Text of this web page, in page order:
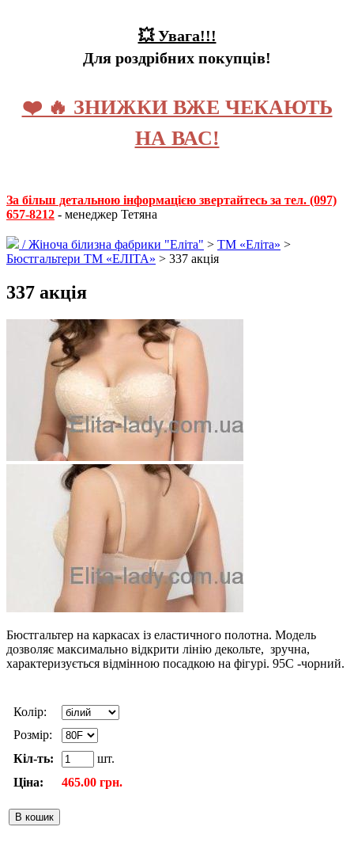
💥 Увага!!!
Для роздрібних покупців!
❤️ 🔥 ЗНИЖКИ ВЖЕ ЧЕКАЮТЬ
НА ВАС!
За більш детальною інформацією звертайтесь за тел. (097)
657-8212 - менеджер Тетяна
/Жіноча білизна фабрики "Еліта" > ТМ «Еліта» >
Бюстгальтери ТМ «ЕЛІТА» > 337 акція
337 акція
Бюстгальтер на каркасах із еластичного полотна. Модель
дозволяє максимально відкрити лінію декольте, зручна,
характеризується відмінною посадкою на фігурі. 95C -чорний.
Колір:
Розмір:
Кіл-ть:
шт.
Ціна:
465.00 грн.